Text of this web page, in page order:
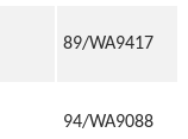
89/WA9417
94/WA9088